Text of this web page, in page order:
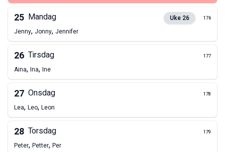
25 Mandag Uke 26 176
Jenny, Jonny, Jennifer
26 Tirsdag 177
Aina, Ina, Ine
27 Onsdag 178
Lea, Leo, Leon
28 Torsdag 179
Peter, Petter, Per